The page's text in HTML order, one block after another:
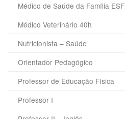
Médico de Saúde da Família ESF
Médico Veterinário 40h
Nutricionista – Saúde
Orientador Pedagógico
Professor de Educação Física
Professor I